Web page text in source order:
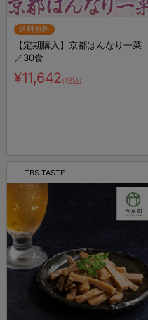
送料無料
【定期購入】京都はんなり一菜
／30食
¥11,642（税込）
TBS TASTE